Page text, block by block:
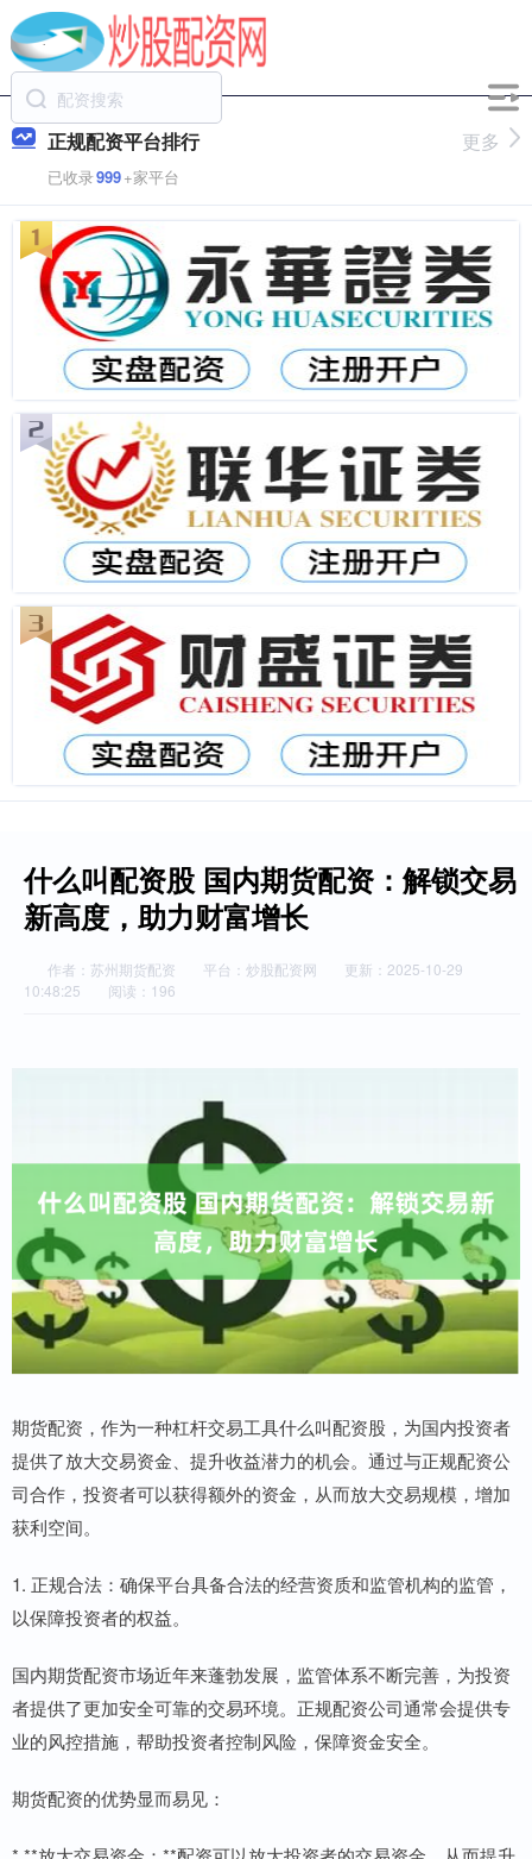
正规配资平台排行
已收录999+家平台
更多
什么叫配资股 国内期货配资：解锁交易
新高度，助力财富增长
作者：苏州期货配资 平台：炒股配资网
更新：2025-10-29
10:48:25
阅读：196
期货配资，作为一种杠杆交易工具什么叫配资股，为国内投资者
提供了放大交易资金、提升收益潜力的机会。通过与正规配资公
司合作，投资者可以获得额外的资金，从而放大交易规模，增加
获利空间。
1. 正规合法：确保平台具备合法的经营资质和监管机构的监管，
以保障投资者的权益。
国内期货配资市场近年来蓬勃发展，监管体系不断完善，为投资
者提供了更加安全可靠的交易环境。正规配资公司通常会提供专
业的风控措施，帮助投资者控制风险，保障资金安全。
期货配资的优势显而易见：